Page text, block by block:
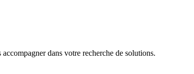
dans votre recherche de solutions.